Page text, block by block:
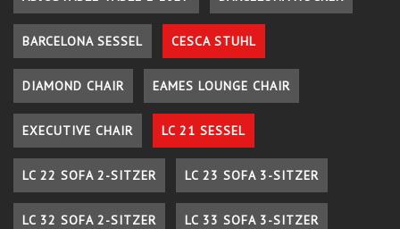
BARCELONA SESSEL CESCA STUHL
DIAMOND CHAIR EAMES LOUNGE CHAIR
EXECUTIVE CHAIR LC 21 SESSEL
LC 22 SOFA 2-SITZER LC 23 SOFA 3-SITZER
LC 32 SOFA 2-SITZER LC 33 SOFA 3-SITZER